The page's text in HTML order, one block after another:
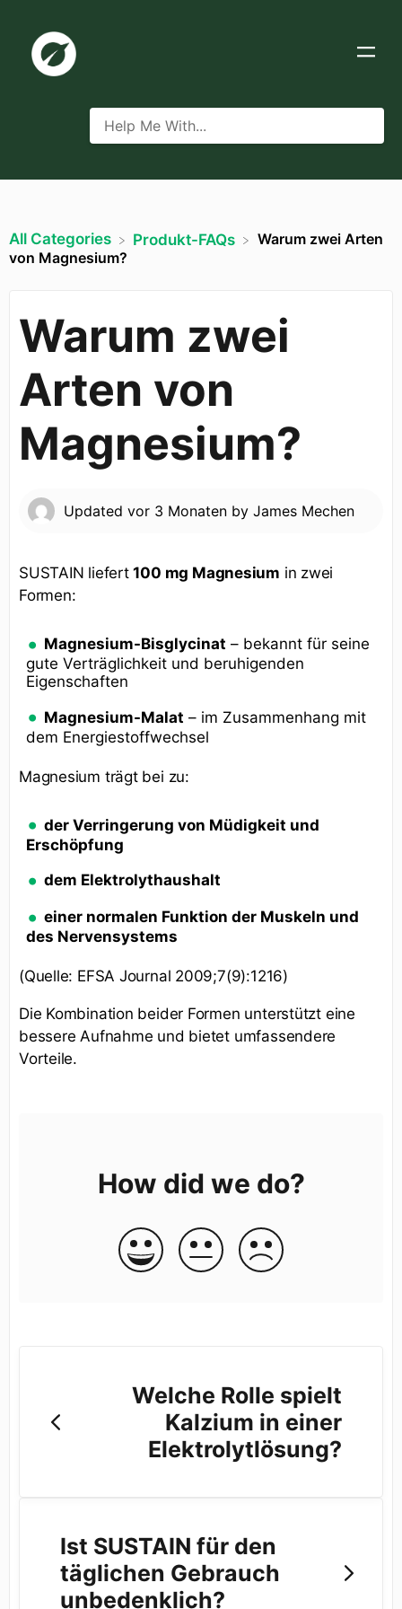
All Categories ​Produkt-FAQs
Warum zwei Arten
von Magnesium?
Warum zwei
Arten von
Magnesium?
Updated vor 3 Monaten by James Mechen
SUSTAIN liefert100 mg Magnesium in zwei
Formen:
Magnesium-Bisglycinat – bekannt für seine
gute Verträglichkeit und beruhigenden
Eigenschaften
Magnesium-Malat – im Zusammenhang mit
dem Energiestoffwechsel
Magnesium trägt bei zu:
der Verringerung von Müdigkeit und
Erschöpfung
dem Elektrolythaushalt
einer normalen Funktion der Muskeln und
des Nervensystems
(Quelle: EFSA Journal 2009;7(9):1216)
Die Kombination beider Formen unterstützt eine
bessere Aufnahme und bietet umfassendere
Vorteile.
How did we do?
Welche Rolle spielt
Kalzium in einer
Elektrolytlösung?
Ist SUSTAIN für den
täglichen Gebrauch
unbedenklich?